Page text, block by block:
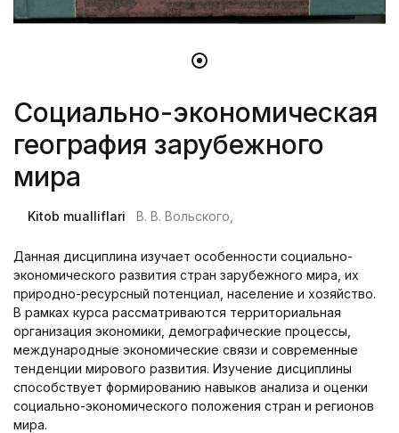
Социально-экономическая
география зарубежного
мира
Kitob mualliflari В. В. Вольского,
Данная дисциплина изучает особенности социально-
экономического развития стран зарубежного мира, их
природно-ресурсный потенциал, население и хозяйство.
В рамках курса рассматриваются территориальная
организация экономики, демографические процессы,
международные экономические связи и современные
тенденции мирового развития. Изучение дисциплины
способствует формированию навыков анализа и оценки
социально-экономического положения стран и регионов
мира.